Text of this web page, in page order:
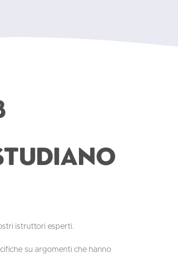
istruttori esperti.
su argomenti che hanno